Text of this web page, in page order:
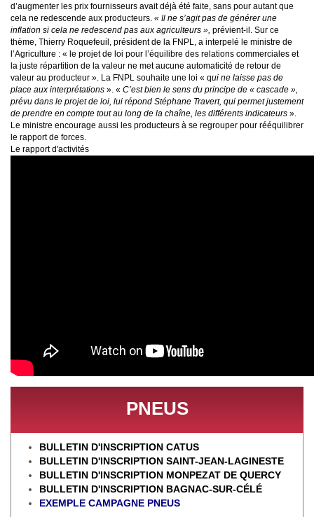
d’augmenter les prix fournisseurs avait déjà été faite, sans pour autant que
cela ne redescende aux producteurs. « Il ne s’agit pas de générer une
inflation si cela ne redescend pas aux agriculteurs », prévient-il. Sur ce
thème, Thierry Roquefeuil, président de la FNPL, a interpelé le ministre de
l’Agriculture : « le projet de loi pour l’équilibre des relations commerciales et
la juste répartition de la valeur ne met aucune automaticité de retour de
valeur au producteur ». La FNPL souhaite une loi « qui ne laisse pas de
place aux interprétations ». « C’est bien le sens du principe de « cascade »,
prévu dans le projet de loi, lui répond Stéphane Travert, qui permet justement
de prendre en compte tout au long de la chaîne, les différents indicateurs ».
Le ministre encourage aussi les producteurs à se regrouper pour rééquilibrer
le rapport de forces.
Le rapport d'activités
PNEUS
BULLETIN D'INSCRIPTION CATUS
BULLETIN D'INSCRIPTION SAINT-JEAN-LAGINESTE
BULLETIN D'INSCRIPTION MONPEZAT DE QUERCY
BULLETIN D'INSCRIPTION BAGNAC-SUR-CÉLÉ
EXEMPLE CAMPAGNE PNEUS